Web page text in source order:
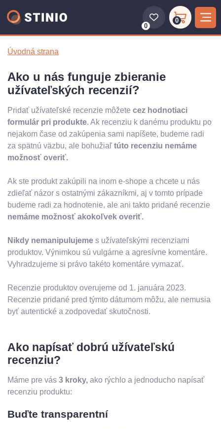
0
0
Úvodná strana
Ako u nás funguje zbieranie
užívateľských recenzií?
Pridať užívateľské recenzie môžete cez hodnotiaci
formulár pri produkte. Ak recenziu k danému produktu po
nejakom čase od zakúpenia sami napíšete, budeme radi
za spätnú väzbu, ale bohužiaľ túto recenziu nemáme
možnosť overiť.
Ak ste produkt zakúpili na inom e-shope a chcete u nás
zdieľať názor s ostatnými zákazníkmi, aj v tomto prípade
budeme radi za hodnotenie, ale ani takto pridané recenzie
nemáme možnosť akokoľvek overiť.
Nikdy nemanipulujeme s užívateľskými recenziami
produktov. Výnimkou sú vulgárne a agresívne komentáre.
Vyhradzujeme si právo takéto komentáre vymazať.
Recenzie produktov overujeme od 1. januára 2023.
Recenzie pridané pred týmto dátumom môžu, ale nemusia
byť autentické a zodpovedať skutočnosti.
Ako napísať dobrú užívateľskú
recenziu?
Máme pre vás 3 kroky, ako rýchlo a jednoducho napísať
recenziu produktu:
Buďte transparentní